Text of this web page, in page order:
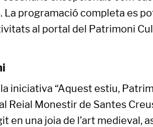
La programació completa es
al portal del Patrimoni
iniciativa “Aquest estiu,
Reial Monestir de Santes
en una joia de l’art medieval,